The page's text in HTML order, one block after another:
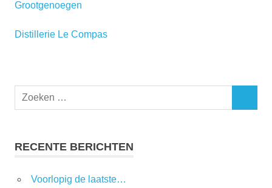
Grootgenoegen
Distillerie Le Compas
RECENTE BERICHTEN
Voorlopig de laatste…